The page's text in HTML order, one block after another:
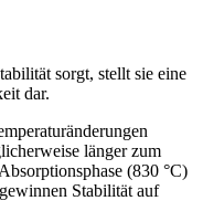
sorgt, stellt sie eine
dar.
länger zum
(830 °C)
Stabilität auf